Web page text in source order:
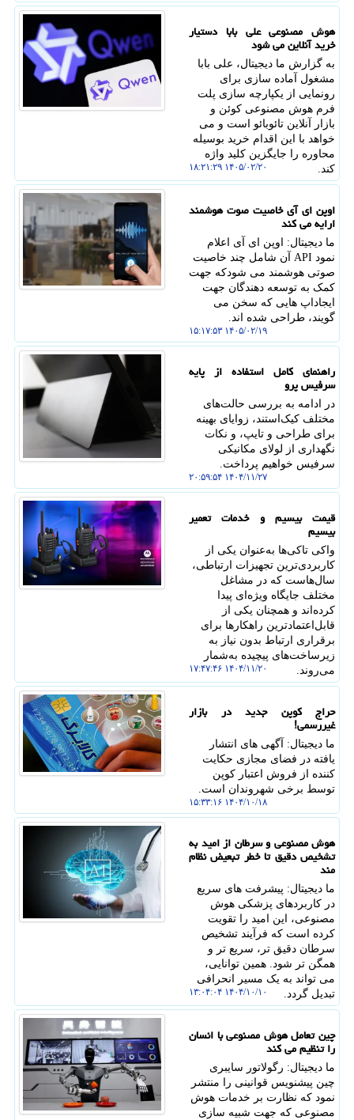
هوش مصنوعی علی بابا دستیار
خرید آنلاین می شود
به گزارش ما دیجیتال، علی بابا
مشغول آماده سازی برای
رونمایی از یکپارچه سازی پلت
فرم هوش مصنوعی کوئن و
بازار آنلاین تائوبائو است و می
خواهد با این اقدام خرید بوسیله
محاوره را جایگزین کلید واژه
کند.
۱۴۰۵/۰۲/۲۰ ۱۸:۲۱:۲۹
اوپن ای آی خاصیت صوت هوشمند
ارایه می کند
ما دیجیتال: اوپن ای آی اعلام
نمود API آن شامل چند خاصیت
صوتی هوشمند می شودکه جهت
کمک به توسعه دهندگان جهت
ایجاداپ هایی که سخن می
گویند، طراحی شده اند.
۱۴۰۵/۰۲/۱۹ ۱۵:۱۷:۵۳
راهنمای کامل استفاده از پایه
سرفیس پرو
در ادامه به بررسی حالت‌های
مختلف کیک‌استند، زوایای بهینه
برای طراحی و تایپ، و نکات
نگهداری از لولای مکانیکی
سرفیس خواهیم پرداخت.
۱۴۰۴/۱۱/۲۷ ۲۰:۵۹:۵۴
قیمت بیسیم و خدمات تعمیر
بیسیم
واکی تاکی‌ها به‌عنوان یکی از
کاربردی‌ترین تجهیزات ارتباطی،
سال‌هاست که در مشاغل
مختلف جایگاه ویژه‌ای پیدا
کرده‌اند و همچنان یکی از
قابل‌اعتمادترین راهکارها برای
برقراری ارتباط بدون نیاز به
زیرساخت‌های پیچیده به‌شمار
می‌روند.
۱۴۰۴/۱۱/۲۰ ۱۷:۴۷:۴۶
حراج کوپن جدید در بازار
غیررسمی!
ما دیجیتال: آگهی های انتشار
یافته در فضای مجازی حکایت
کننده از فروش اعتبار کوپن
توسط برخی شهروندان است.
۱۴۰۴/۱۰/۱۸ ۱۵:۳۳:۱۶
هوش مصنوعی و سرطان از امید به
تشخیص دقیق تا خطر تبعیض نظام
مند
ما دیجیتال: پیشرفت های سریع
در کاربردهای پزشکی هوش
مصنوعی، این امید را تقویت
کرده است که فرآیند تشخیص
سرطان دقیق تر، سریع تر و
همگن تر شود. همین توانایی،
می تواند به یک مسیر انحرافی
تبدیل گردد.
۱۴۰۴/۱۰/۱۰ ۱۳:۰۴:۰۴
چین تعامل هوش مصنوعی با انسان
را تنظیم می کند
ما دیجیتال: رگولاتور سایبری
چین پیشنویس قوانینی را منتشر
نمود که نظارت بر خدمات هوش
مصنوعی که جهت شبیه سازی